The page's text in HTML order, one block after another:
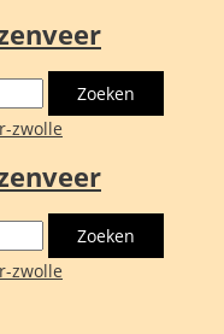
Zoeken
Zoeken